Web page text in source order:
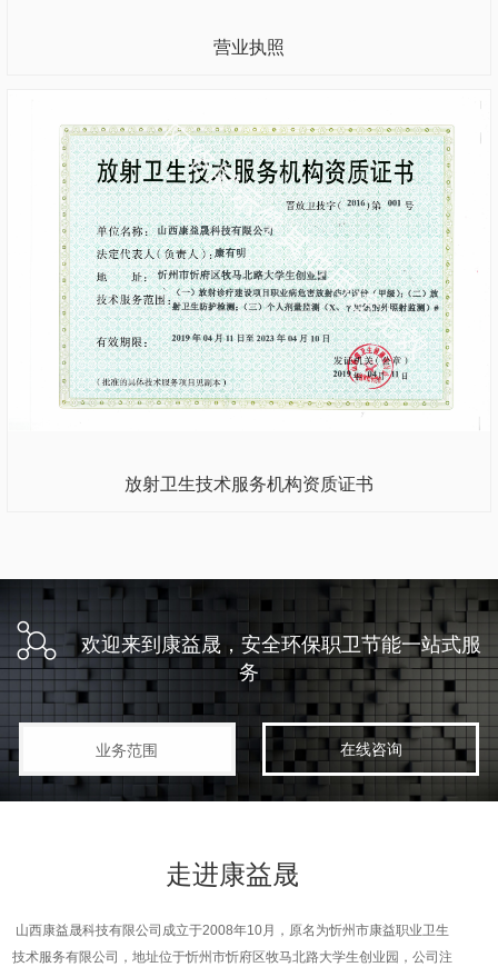
营业执照
放射卫生技术服务机构资质证书
欢迎来到康益晟，安全环保职卫节能一站式服
务
业务范围 在线咨询
走进康益晟
山西康益晟科技有限公司成立于2008年10月，原名为忻州市康益职业卫生
技术服务有限公司，地址位于忻州市忻府区牧马北路大学生创业园，公司注